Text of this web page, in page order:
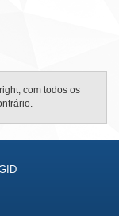
com todos os